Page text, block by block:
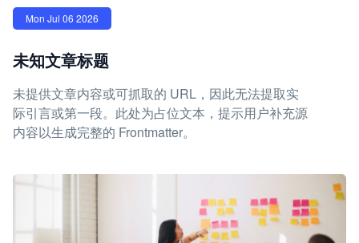
Mon Jul 06 2026
未知文章标题
未提供文章内容或可抓取的 URL，因此无法提取实
际引言或第一段。此处为占位文本，提示用户补充源
内容以生成完整的 Frontmatter。